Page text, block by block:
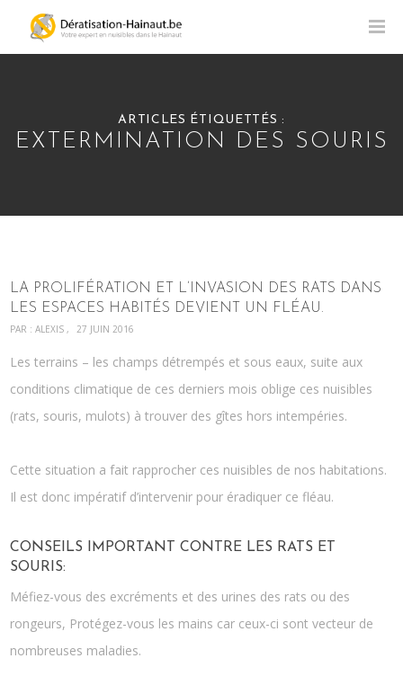
ARTICLES ÉTIQUETTÉS :
EXTERMINATION DES SOURIS
LA PROLIFÉRATION ET L’INVASION DES RATS DANS
LES ESPACES HABITÉS DEVIENT UN FLÉAU.
PAR :ALEXIS 27 JUIN 2016
Les terrains – les champs détrempés et sous eaux, suite aux
conditions climatique de ces derniers mois oblige ces nuisibles
(rats, souris, mulots) à trouver des gîtes hors intempéries.
Cette situation a fait rapprocher ces nuisibles de nos habitations.
Il est donc impératif d’intervenir pour éradiquer ce fléau.
CONSEILS IMPORTANT CONTRE LES RATS ET
SOURIS:
Méfiez-vous des excréments et des urines des rats ou des
rongeurs, Protégez-vous les mains car ceux-ci sont vecteur de
nombreuses maladies.